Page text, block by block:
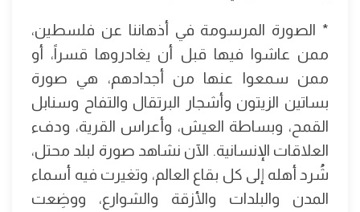
* الصورة المرسومة في أذهاننا عن فلسطين،
ممن عاشوا فيها قبل أن يغادروها قسراً، أو
ممن سمعوا عنها من أجدادهم، هي صورة
بساتين الزيتون وأشجار البرتقال والتفاح وسنابل
القمح، وبساطة العيش، وأعراس القرية، ودفء
العلاقات الإنسانية. الآن نشاهد صورة لبلد محتل،
شُرد أهله إلى كل بقاع العالم، وتغيرت فيه أسماء
المدن والبلدات والأزقة والشوارع، ووضِعت